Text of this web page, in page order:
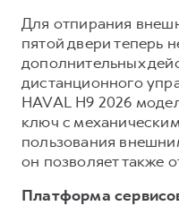
Для отпирания
пятой двери теперь
дополнительных
дистанционного
HAVAL H9 2026
ключ с
пользования
он позволяет также
Платформа